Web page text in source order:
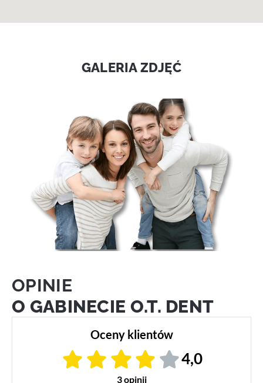
GALERIA ZDJĘĆ
OPINIE
O GABINECIE O.T. DENT
Oceny klientów
4,0
3 opinii